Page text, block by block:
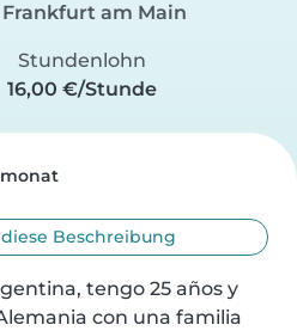
am Main
Stundenlohn
16,00 €/Stunde
monat
Beschreibung
tengo 25 años y
con una familia